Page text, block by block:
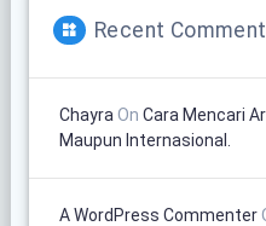
Recent
Chayra On Cara Mencari
Maupun Internasional.
A WordPress Commenter